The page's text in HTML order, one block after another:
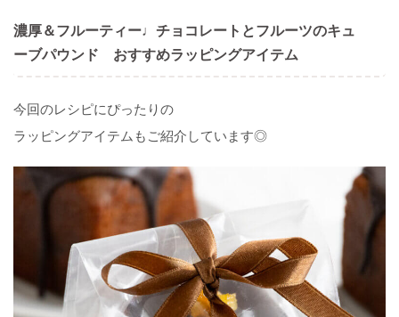
濃厚＆フルーティー♩チョコレートとフルーツのキュ
ーブパウンド おすすめラッピングアイテム
今回のレシピにぴったりの
ラッピングアイテムもご紹介しています◎